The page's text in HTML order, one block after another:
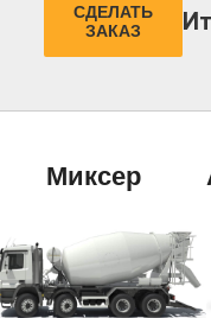
СДЕЛАТЬ
ЗАКАЗ
Миксер